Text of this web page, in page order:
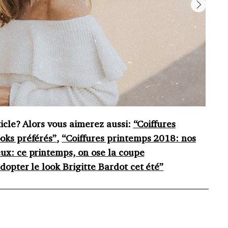
Alors vous aimerez aussi: “Coiffures
préférés”, “Coiffures printemps 2018: nos
ce printemps, on ose la coupe
le look Brigitte Bardot cet été”